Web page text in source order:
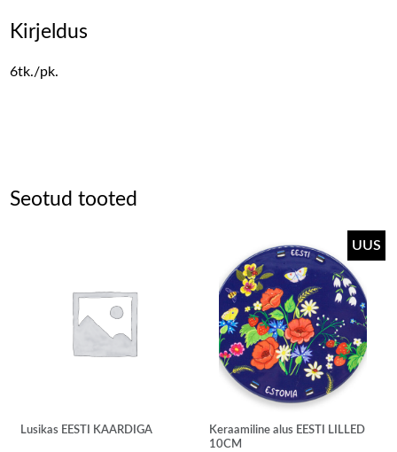
Kirjeldus
6tk./pk.
Seotud tooted
Lusikas EESTI KAARDIGA
Keraamiline alus EESTI LILLED
10CM